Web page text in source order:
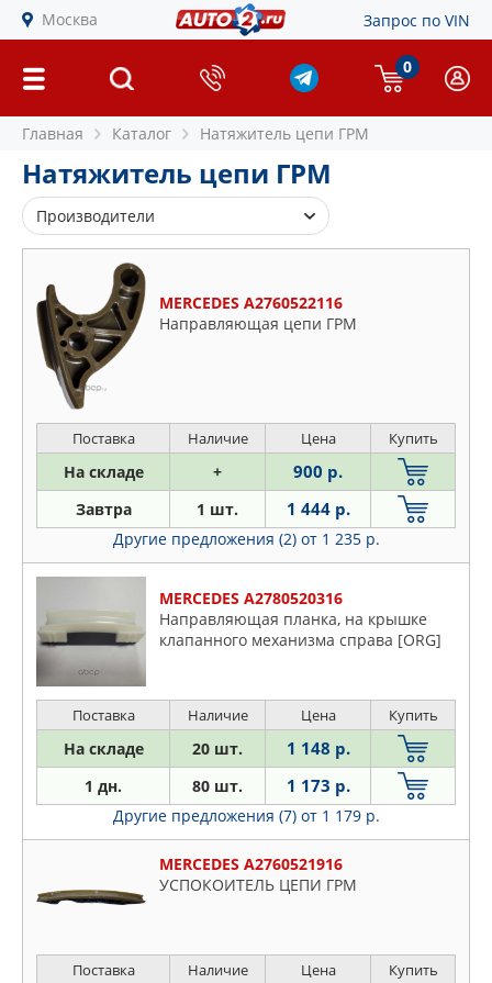
Москва Запрос по VIN
0
Главная Каталог Натяжитель цепи ГРМ
Натяжитель цепи ГРМ
Производители
ASPARTS
BGA
BMW
BORSEHUNG
BSG
DOMINANT
FORD
GM
HONDA
HYUNDAI-KIA
INA
JP GROUP
KIA
KRAUF
LAND ROVER
MAGNETI MARELLI
MASTERKIT
MAZDA
MERCEDES
NISSAN
OSSCA
MERCEDES A2760522116
Направляющая цепи ГРМ
Поставка Наличие Цена Купить
На складе + 900 р.
Завтра 1 шт. 1 444 р.
Другие предложения (2) от 1 235 р.
MERCEDES A2780520316
Направляющая планка, на крышке
клапанного механизма справа [ORG]
Поставка Наличие Цена Купить
На складе 20 шт. 1 148 р.
1 дн. 80 шт. 1 173 р.
Другие предложения (7) от 1 179 р.
MERCEDES A2760521916
УСПОКОИТЕЛЬ ЦЕПИ ГРМ
Поставка Наличие Цена Купить